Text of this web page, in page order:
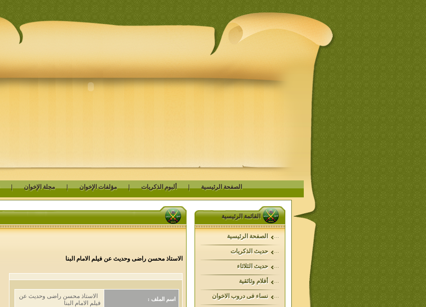
الصفحة الرئيسية | ألبوم الذكريات | مؤلفات الإخوان | مجلة الإخوان |
القائمة الرئيسية
الصفحة الرئيسية
حديث الذكريات
حديث الثلاثاء
أفلام وثائقية
نساء فى دروب الاخوان
الاستاذ محسن راضى وحديث عن فيلم الامام البنا
اسم الملف :
الاستاذ محسن راضى وحديث عن
فيلم الامام البنا